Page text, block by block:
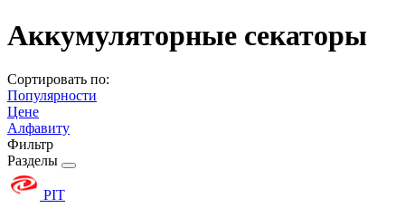
Аккумуляторные секаторы
Сортировать по:
Популярности
Цене
Алфавиту
Фильтр
Разделы
PIT